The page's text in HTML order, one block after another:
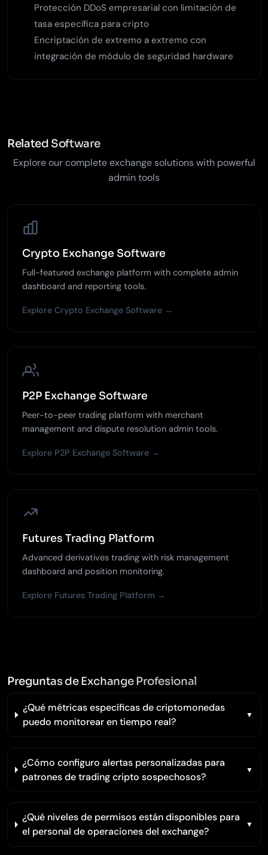
Protección DDoS empresarial con limitación de
tasa específica para cripto
Encriptación de extremo a extremo con
integración de módulo de seguridad hardware
Related Software
Explore our complete exchange solutions with powerful
admin tools
Crypto Exchange Software
Full-featured exchange platform with complete admin
dashboard and reporting tools.
Explore Crypto Exchange Software →
P2P Exchange Software
Peer-to-peer trading platform with merchant
management and dispute resolution admin tools.
Explore P2P Exchange Software →
Futures Trading Platform
Advanced derivatives trading with risk management
dashboard and position monitoring.
Explore Futures Trading Platform →
Preguntas de Exchange Profesional
¿Qué métricas específicas de criptomonedas
puedo monitorear en tiempo real?
¿Cómo configuro alertas personalizadas para
patrones de trading cripto sospechosos?
¿Qué niveles de permisos están disponibles para
el personal de operaciones del exchange?